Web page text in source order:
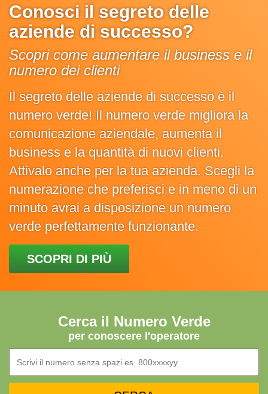
Conosci il segreto delle
aziende di successo?
Scopri come aumentare il business e il
numero dei clienti
Il segreto delle aziende di successo è il
numero verde! Il numero verde migliora la
comunicazione aziendale, aumenta il
business e la quantità di nuovi clienti.
Attivalo anche per la tua azienda. Scegli la
numerazione che preferisci e in meno di un
minuto avrai a disposizione un numero
verde perfettamente funzionante.
SCOPRI DI PIÙ
Cerca il Numero Verde
per conoscere l'operatore